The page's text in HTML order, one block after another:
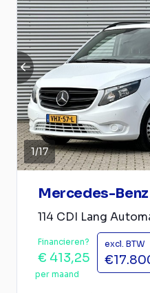
1/17
Mercedes-
114 CDI Lang
Financieren?
€ 413,25
per maand
excl. BTW